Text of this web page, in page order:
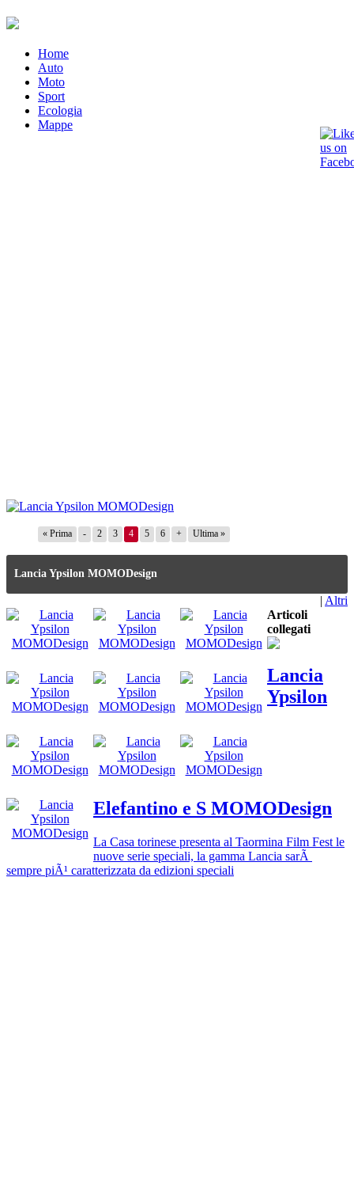
Home
Auto
Moto
Sport
Ecologia
Mappe
« Prima - 2 3 4 5 6 + Ultima »
Lancia Ypsilon MOMODesign
| Altri
Articoli
collegati
Lancia
Ypsilon
Elefantino e S MOMODesign
La Casa torinese presenta al Taormina Film Fest le
nuove serie speciali, la gamma Lancia sarÃ
sempre piÃ¹ caratterizzata da edizioni speciali